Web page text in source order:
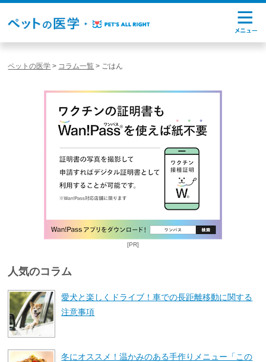
ペットの医学 > コラム一覧 > ごはん
[PR]
人気のコラム
愛犬と楽しくドライブ！車での長距離移動に関する
注意事項
冬にオススメ！温かみのある手作りメニュー「この